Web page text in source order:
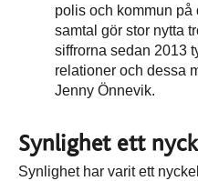
polis och kommun på
samtal gör stor nytta
siffrorna sedan 2013
relationer och dessa
Jenny Önnevik.
Synlighet ett
Synlighet har varit ett